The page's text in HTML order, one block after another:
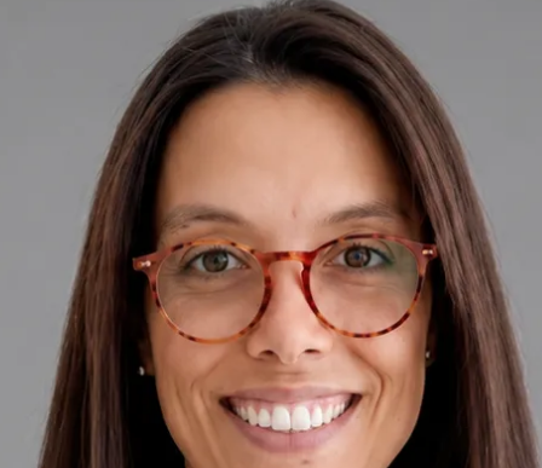
Dra. Nádia Cavaco — General Doctor, Global Health Portugal
Dra. Nádia Cavaco — General Doctor at Global Health
Portugal. Book an online video consultation.
++